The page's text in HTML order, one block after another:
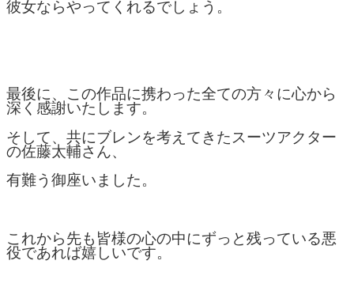
彼女ならやってくれるでしょう。
最後に、この作品に携わった全ての方々に心から
深く感謝いたします。
そして、共にブレンを考えてきたスーツアクター
の佐藤太輔さん、
有難う御座いました。
これから先も皆様の心の中にずっと残っている悪
役であれば嬉しいです。